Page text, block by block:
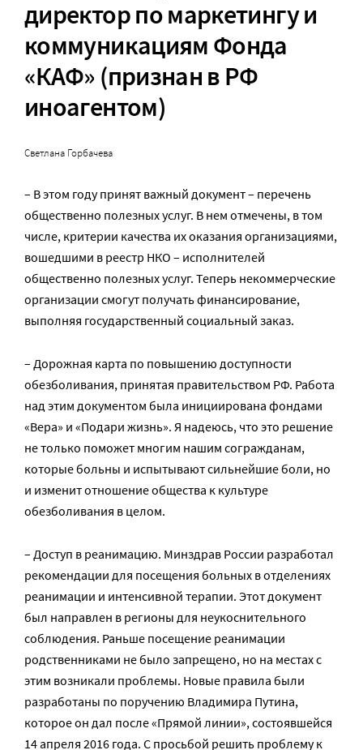
директор по маркетингу и
коммуникациям Фонда
«КАФ» (признан в РФ
иноагентом)
Светлана Горбачева
– В этом году принят важный документ – перечень
общественно полезных услуг. В нем отмечены, в том
числе, критерии качества их оказания организациями,
вошедшими в реестр НКО – исполнителей
общественно полезных услуг. Теперь некоммерческие
организации смогут получать финансирование,
выполняя государственный социальный заказ.
– Дорожная карта по повышению доступности
обезболивания, принятая правительством РФ. Работа
над этим документом была инициирована фондами
«Вера» и «Подари жизнь». Я надеюсь, что это решение
не только поможет многим нашим согражданам,
которые больны и испытывают сильнейшие боли, но
и изменит отношение общества к культуре
обезболивания в целом.
– Доступ в реанимацию. Минздрав России разработал
рекомендации для посещения больных в отделениях
реанимации и интенсивной терапии. Этот документ
был направлен в регионы для неукоснительного
соблюдения. Раньше посещение реанимации
родственниками не было запрещено, но на местах с
этим возникали проблемы. Новые правила были
разработаны по поручению Владимира Путина,
которое он дал после «Прямой линии», состоявшейся
14 апреля 2016 года. С просьбой решить проблему к